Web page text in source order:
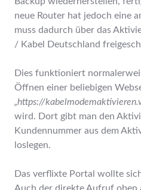
neue Router hat jedoch eine
muss dadurch über das
/ Kabel Deutschland
Dies funktioniert
Öffnen einer beliebigen
„https://
wird. Dort gibt man den
Kundennummer aus dem
loslegen.
Das verflixte Portal wollte
Auch der direkte Aufruf oben